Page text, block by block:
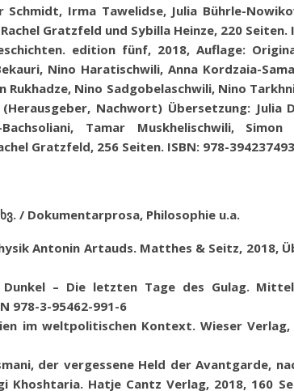
Schmidt, Irma Tawelidse, Julia Bührle-
Gratzfeld und Sybilla Heinze, 220 Seiten.
edition fünf, 2018, Auflage:
Nino Haratischwili, Anna Kordzaia-
Rukhadze, Nino Sadgobelaschwili, Nino
Nachwort) Übersetzung: Julia
Tamar Muskhelischwili,
Gratzfeld, 256 Seiten. ISBN: 978-
/ Dokumentarprosa, Philosophie u.a.
Antonin Artauds. Matthes & Seitz, 2018,
Dunkel – Die letzten Tage des Gulag.
978-3-95462-991-6
im weltpolitischen Kontext. Wieser Verlag,
der vergessene Held der Avantgarde,
Khoshtaria. Hatje Cantz Verlag, 2018, 160